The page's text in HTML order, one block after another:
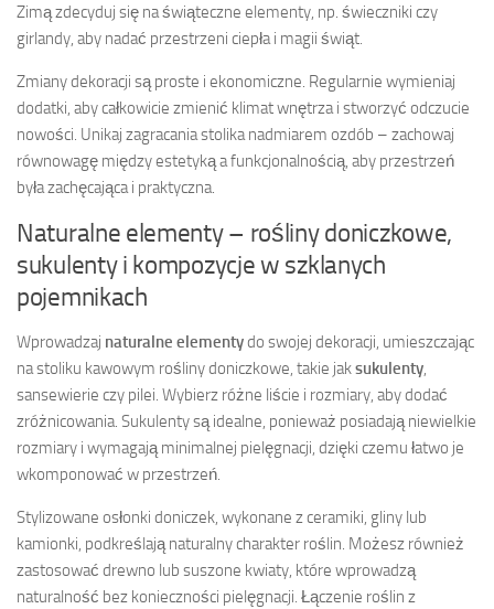
Zimą zdecyduj się na świąteczne elementy, np. świeczniki czy
girlandy, aby nadać przestrzeni ciepła i magii świąt.
Zmiany dekoracji są proste i ekonomiczne. Regularnie wymieniaj
dodatki, aby całkowicie zmienić klimat wnętrza i stworzyć odczucie
nowości. Unikaj zagracania stolika nadmiarem ozdób – zachowaj
równowagę między estetyką a funkcjonalnością, aby przestrzeń
była zachęcająca i praktyczna.
Naturalne elementy – rośliny doniczkowe,
sukulenty i kompozycje w szklanych
pojemnikach
Wprowadzaj naturalne elementydo swojej dekoracji, umieszczając
na stoliku kawowym rośliny doniczkowe, takie jaksukulenty
sansewierie czy pilei. Wybierz różne liście i rozmiary, aby dodać
zróżnicowania. Sukulenty są idealne, ponieważ posiadają niewielkie
rozmiary i wymagają minimalnej pielęgnacji, dzięki czemu łatwo je
wkomponować w przestrzeń.
Stylizowane osłonki doniczek, wykonane z ceramiki, gliny lub
kamionki, podkreślają naturalny charakter roślin. Możesz również
zastosować drewno lub suszone kwiaty, które wprowadzą
naturalność bez konieczności pielęgnacji. Łączenie roślin z